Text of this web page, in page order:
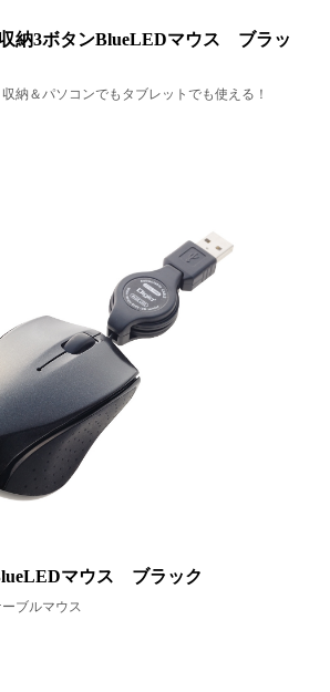
納3ボタンBlueLEDマウス ブラッ
納＆パソコンでもタブレットでも使える！
マウス ブラック
ブルマウス